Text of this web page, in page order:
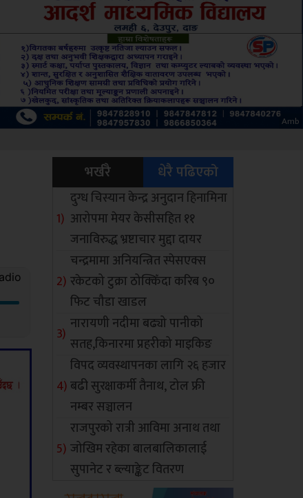
Sdc
भर्खरै धेरै पढिएको
दुग्ध चिस्यान केन्द्र अनुदान हिनामिना
आरोपमा मेयर केसीसहित ११
जनाविरुद्ध भ्रष्टाचार मुद्दा दायर
चन्द्रमामा अनियन्त्रित स्पेसएक्स
रकेटको टुक्रा ठोक्किँदा करिब ९०
फिट चौडा खाडल
नारायणी नदीमा बढ्यो पानीको
सतह,किनारमा प्रहरीको माइकिङ
विपद व्यवस्थापनका लागि २६ हजार
बढी सुरक्षाकर्मी तैनाथ, टोल फ्री
नम्बर सञ्चालन
राजपुरको रात्री आविमा अनाथ तथा
जोखिम रहेका बालबालिकालाई
सुपानेट र ब्ल्याङ्केट वितरण